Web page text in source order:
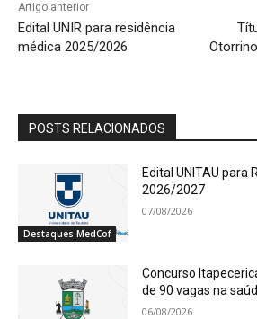
Artigo anterior
Edital UNIR para residência
médica 2025/2026
POSTS RELACIONADOS
Destaques MedCof
Edital UNITAU para
2026/2027
07/08/2026
Concurso
de 90 vagas na
06/08/2026